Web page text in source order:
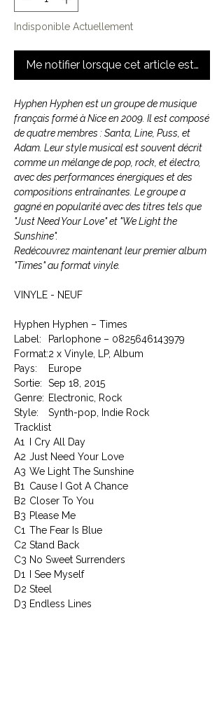
Indisponible Actuellement
Me notifier lorsque cet article est
Hyphen Hyphen est un groupe de musique
français formé à Nice en 2009. Il est composé
de quatre membres : Santa, Line, Puss, et
Adam. Leur style musical est souvent décrit
comme un mélange de pop, rock, et électro,
avec des performances énergiques et des
compositions entraînantes. Le groupe a
gagné en popularité avec des titres tels que
"Just Need Your Love" et "We Light the
Sunshine".
Redécouvrez maintenant leur premier album
"Times" au format vinyle.
VINYLE - NEUF
Hyphen Hyphen – Times
Label:
Parlophone – 0825646143979
Format:2 x Vinyle, LP, Album
Pays:
Europe
Sortie:
Sep 18, 2015
Genre: Electronic, Rock
Style:
Synth-pop, Indie Rock
Tracklist
A1
I Cry All Day
A2 Just Need Your Love
A3 We Light The Sunshine
B1
Cause I Got A Chance
B2 Closer To You
B3 Please Me
C1 The Fear Is Blue
C2 Stand Back
C3 No Sweet Surrenders
D1
I See Myself
D2 Steel
D3 Endless Lines